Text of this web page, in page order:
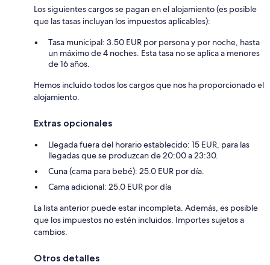
Los siguientes cargos se pagan en el alojamiento (es posible
que las tasas incluyan los impuestos aplicables):
Tasa municipal: 3.50 EUR por persona y por noche, hasta
un máximo de 4 noches. Esta tasa no se aplica a menores
de 16 años.
Hemos incluido todos los cargos que nos ha proporcionado el
alojamiento.
Extras opcionales
Llegada fuera del horario establecido: 15 EUR, para las
llegadas que se produzcan de 20:00 a 23:30.
Cuna (cama para bebé): 25.0 EUR por día.
Cama adicional: 25.0 EUR por día
La lista anterior puede estar incompleta. Además, es posible
que los impuestos no estén incluidos. Importes sujetos a
cambios.
Otros detalles